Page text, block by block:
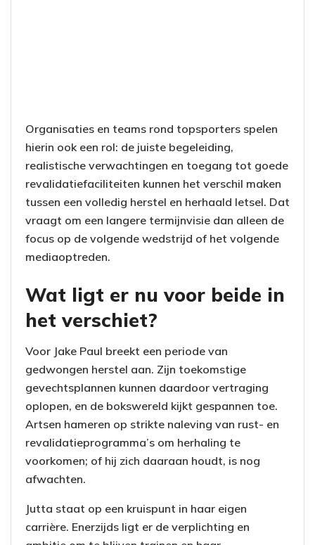
Organisaties en teams rond topsporters spelen
hierin ook een rol: de juiste begeleiding,
realistische verwachtingen en toegang tot goede
revalidatiefaciliteiten kunnen het verschil maken
tussen een volledig herstel en herhaald letsel. Dat
vraagt om een langere termijnvisie dan alleen de
focus op de volgende wedstrijd of het volgende
mediaoptreden.
Wat ligt er nu voor beide in
het verschiet?
Voor Jake Paul breekt een periode van
gedwongen herstel aan. Zijn toekomstige
gevechtsplannen kunnen daardoor vertraging
oplopen, en de bokswereld kijkt gespannen toe.
Artsen hameren op strikte naleving van rust- en
revalidatieprogramma’s om herhaling te
voorkomen; of hij zich daaraan houdt, is nog
afwachten.
Jutta staat op een kruispunt in haar eigen
carrière. Enerzijds ligt er de verplichting en